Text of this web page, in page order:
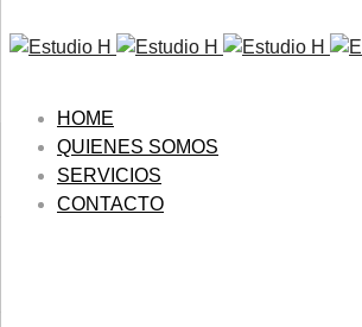
HOME
QUIENES SOMOS
SERVICIOS
CONTACTO